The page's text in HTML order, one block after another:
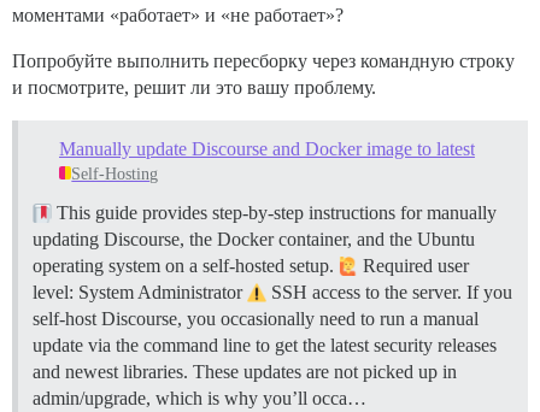
моментами «работает» и «не работает»?
Попробуйте выполнить пересборку через командную строку
и посмотрите, решит ли это вашу проблему.
Manually update Discourse and Docker image to latest
Self-Hosting
This guide provides step-by-step instructions for manually
updating Discourse, the Docker container, and the Ubuntu
operating system on a self-hosted setup.
Required user
level: System Administrator
SSH access to the server. If you
self-host Discourse, you occasionally need to run a manual
update via the command line to get the latest security releases
and newest libraries. These updates are not picked up in
admin/upgrade, which is why you’ll occa…